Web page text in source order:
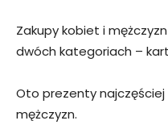
Zakupy kobiet i
dwóch kategoriach –
Oto prezenty
mężczyzn.